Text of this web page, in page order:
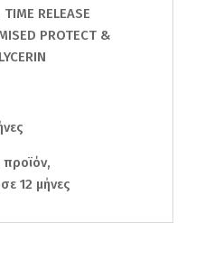
RELEASE
PROTECT &
12 μήνες